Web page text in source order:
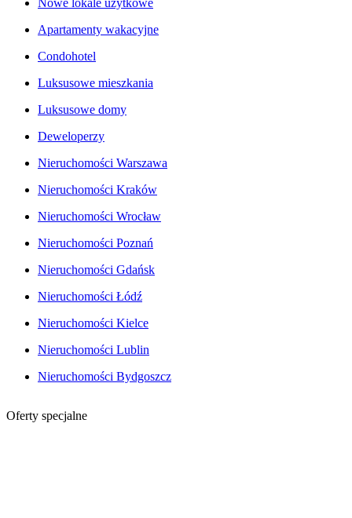
Apartamenty wakacyjne
Condohotel
Luksusowe mieszkania
Luksusowe domy
Deweloperzy
Nieruchomości Warszawa
Nieruchomości Kraków
Nieruchomości Wrocław
Nieruchomości Poznań
Nieruchomości Gdańsk
Nieruchomości Łódź
Nieruchomości Kielce
Nieruchomości Lublin
Nieruchomości Bydgoszcz
Oferty specjalne